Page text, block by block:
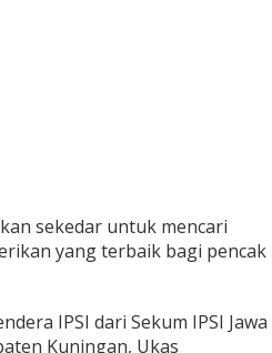
sekedar untuk mencari
yang terbaik bagi pencak
IPSI dari Sekum IPSI Jawa
Kuningan, Ukas